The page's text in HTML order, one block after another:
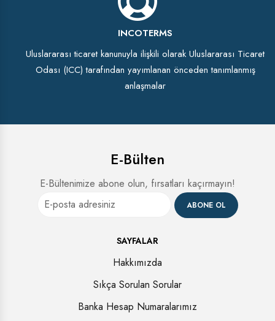
INCOTERMS
Uluslararası ticaret kanunuyla ilişkili olarak Uluslararası Ticaret
Odası (ICC) tarafından yayımlanan önceden tanımlanmış
anlaşmalar
E-Bülten
E-Bültenimize abone olun, fırsatları kaçırmayın!
ABONE OL
SAYFALAR
Hakkımızda
Sıkça Sorulan Sorular
Banka Hesap Numaralarımız